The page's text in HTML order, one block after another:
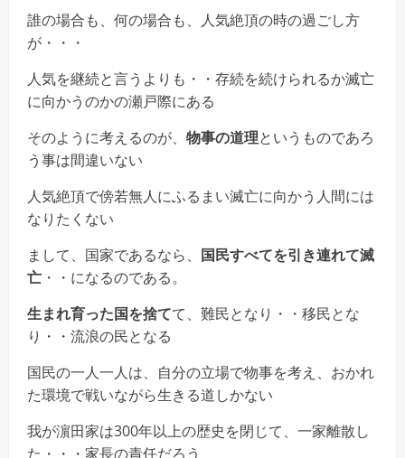
誰の場合も、何の場合も、人気絶頂の時の過ごし方
が・・・
人気を継続と言うよりも・・存続を続けられるか滅亡
に向かうのかの瀬戸際にある
そのように考えるのが、 物事の道理というものであろ
う事は間違いない
人気絶頂で傍若無人にふるまい滅亡に向かう人間には
なりたくない
まして、国家であるなら、 国民すべてを引き連れて滅
亡 ・・になるのである。
生まれ育った国を捨てて、難民となり・・移民とな
り・・流浪の民となる
国民の一人一人は、自分の立場で物事を考え、おかれ
た環境で戦いながら生きる道しかない
我が濵田家は300年以上の歴史を閉じて、一家離散し
た・・・家長の責任だろう